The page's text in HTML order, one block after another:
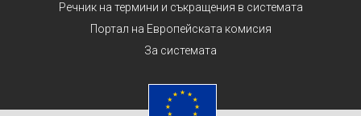
Речник на термини и съкращения в системата
Портал на Европейската комисия
За системата